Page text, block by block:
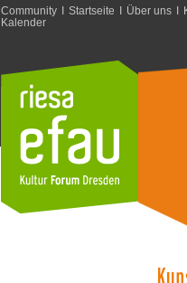
Community I Startseite I Über uns I
Kalender